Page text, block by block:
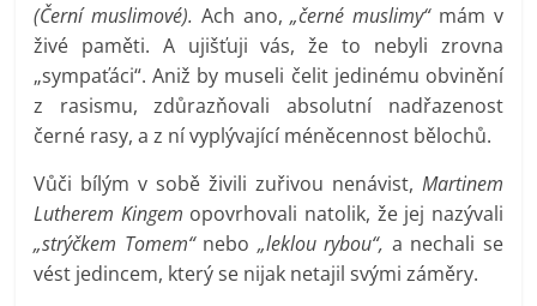
(Černí muslimové). Ach ano,„černé muslimy“mám v
živé paměti. A ujišťuji vás, že to nebyli zrovna
„sympaťáci“. Aniž by museli čelit jedinému obvinění
z rasismu, zdůrazňovali absolutní nadřazenost
černé rasy, a z ní vyplývající méněcennost bělochů.
Vůči bílým v sobě živili zuřivou nenávist, Martinem
Lutherem Kingem opovrhovali natolik, že jej nazývali
„strýčkem Tomem“nebo „leklou rybou“, a nechali se
vést jedincem, který se nijak netajil svými záměry.